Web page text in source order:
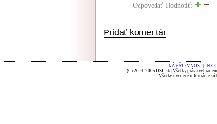
Odpovedať Hodnotiť:
Pridať komentár
NÁVŠTEVNOSŤ
(C) 2004, 2005 DSL.sk | Všetky práva
Všetky uvedené informácie sú